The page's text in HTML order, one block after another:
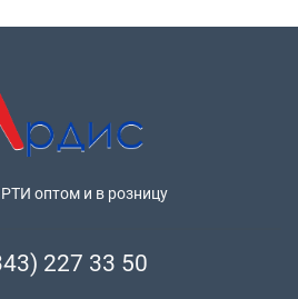
оптом и в розницу
227 33 50